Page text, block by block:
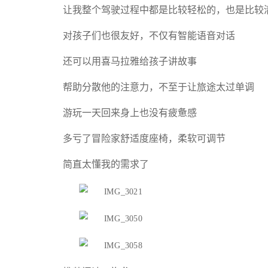
让我整个驾驶过程中都是比较轻松的，也是比较
对孩子们也很友好，不仅有智能语音对话
还可以用喜马拉雅给孩子讲故事
帮助分散他的注意力，不至于让旅途太过单调
游玩一天回来身上也没有疲惫感
多亏了冒险家舒适度座椅，柔软可调节
简直太懂我的需求了